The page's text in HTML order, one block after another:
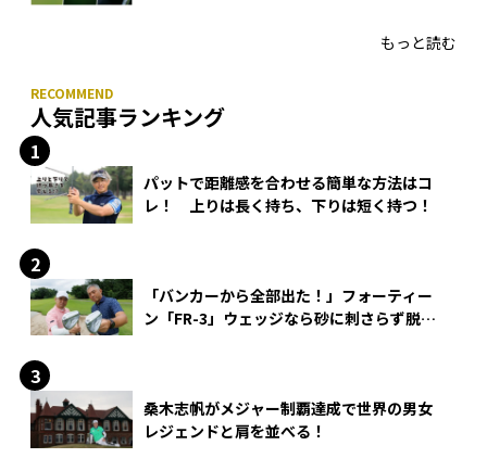
もっと読む
人気記事ランキング
パットで距離感を合わせる簡単な方法はコ
レ！ 上りは長く持ち、下りは短く持つ！
「バンカーから全部出た！」フォーティー
ン「FR-3」ウェッジなら砂に刺さらず脱出
桑木志帆がメジャー制覇達成で世界の男女
レジェンドと肩を並べる！